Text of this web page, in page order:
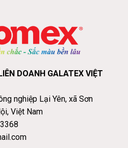
DOANH GALATEX VIỆT
nghiệp Lại Yên, xã Sơn
Việt Nam